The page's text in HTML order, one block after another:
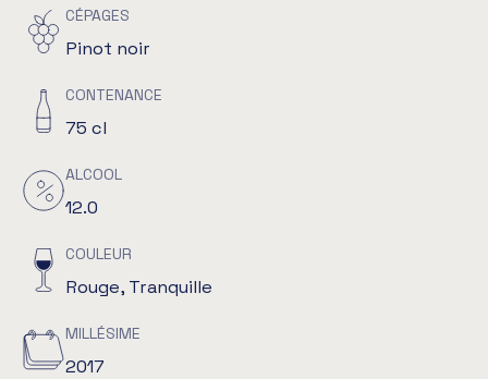
CÉPAGES
Pinot noir
CONTENANCE
75 cl
ALCOOL
12.0
COULEUR
Rouge, Tranquille
MILLÉSIME
2017